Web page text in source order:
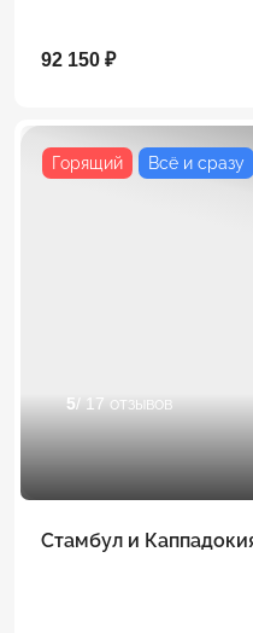
92 150 ₽
Горящий Всё и сразу
5/ 17 отзывов
Стамбул и